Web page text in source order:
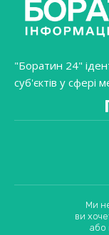
"Боратин 24"
суб'єктів у сфері
Ми
ви
або